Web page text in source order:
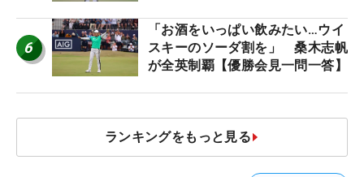
6
「お酒をいっぱい飲みたい…ウイ
スキーのソーダ割を」 桑木志帆
が全英制覇【優勝会見一問一答】
ランキングをもっと見る